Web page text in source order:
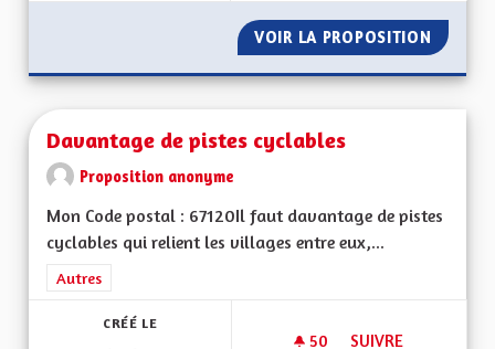
VOIR LA PROPOSITION
Davantage de pistes cyclables
Proposition anonyme
Mon Code postal : 67120Il faut davantage de pistes
cyclables qui relient les villages entre eux,...
Filtrer les résultats de la catégorie : Autres
Autres
CRÉÉ LE
50 50 ABONNÉS
SUIVRE